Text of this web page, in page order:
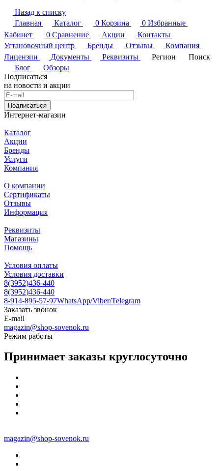
Назад к списку
Главная
Каталог 0 Корзина 0 Избранные
Кабинет
0 Сравнение Акции
Контакты
Установочный центр
Бренды Отзывы
Компания
Лицензии
Документы Реквизиты Регион
Поиск
Блог
Обзоры
Подписаться
на новости и акции
Подписаться
Интернет-магазин
Каталог
Акции
Бренды
Услуги
Компания
О компании
Сертификаты
Отзывы
Информация
Реквизиты
Магазины
Помощь
Условия оплаты
Условия доставки
8(3952)436-440
8(3952)436-440
8-914-895-57-97WhatsApp/Viber/Telegram
Заказать звонок
E-mail
magazin@shop-sovenok.ru
Режим работы
Принимает заказы круглосуточно
magazin@shop-sovenok.ru